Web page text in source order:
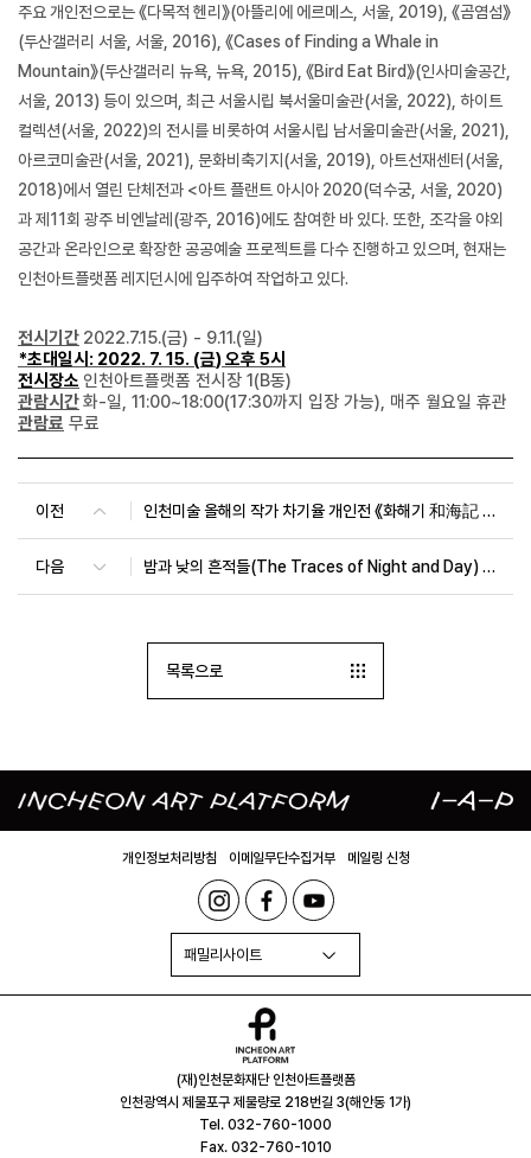
주요 개인전으로는 《다목적 헨리》(아뜰리에 에르메스 서울 , 2019), 《곰염섬》
(두산갤러리 서울 서울 , 2016), 《Cases of Finding a Whale in
Mountain》(두산갤러리 뉴욕 뉴욕 , 2015), 《Bird Eat Bird》(인사미술공간
서울 , 2013) 등이 있으며 최근 서울시립 북서울미술관(서울 , 2022), 하이트
컬렉션(서울 , 2022)의 전시를 비롯하여 서울시립 남서울미술관(서울 , 2021),
아르코미술관(서울 , 2021), 문화비축기지(서울 , 2019), 아트선재센터(서울
2018)에서 열린 단체전과 <아트 플랜트 아시아 2020(덕수궁 서울 , 2020)
과 제11회 광주 비엔날레(광주 , 2016)에도 참여한 바 있다. 또한 조각을 야외
공간과 온라인으로 확장한 공공예술 프로젝트를 다수 진행하고 있으며 현재는
인천아트플랫폼 레지던시에 입주하여 작업하고 있다.
전시기간 2022.7.15.(금) - 9.11.(일)
*초대일시 : 2022. 7. 15. (금)오후 5시
전시장소 인천아트플랫폼 전시장 1(B동)
관람시간화-일, 11:00~18:00(17:30까지 입장 가능), 매주 월요일 휴관
관람료 무료
이전 인천미술 올해의 작가 차기율 개인전 《화해기 和海記 Hwahaegi: Reconciling with the Sea》
다음 밤과 낮의 흔적들(The Traces of Night and Day) : 갈유라·문소현 2인전
목록으로
개인정보처리방침 이메일무단수집거부 메일링 신청
패밀리사이트
(재)인천문화재단 인천아트플랫폼
인천광역시 제물포구 제물량로 218번길 3(해안동 1가)
Tel. 032-760-1000
Fax. 032-760-1010